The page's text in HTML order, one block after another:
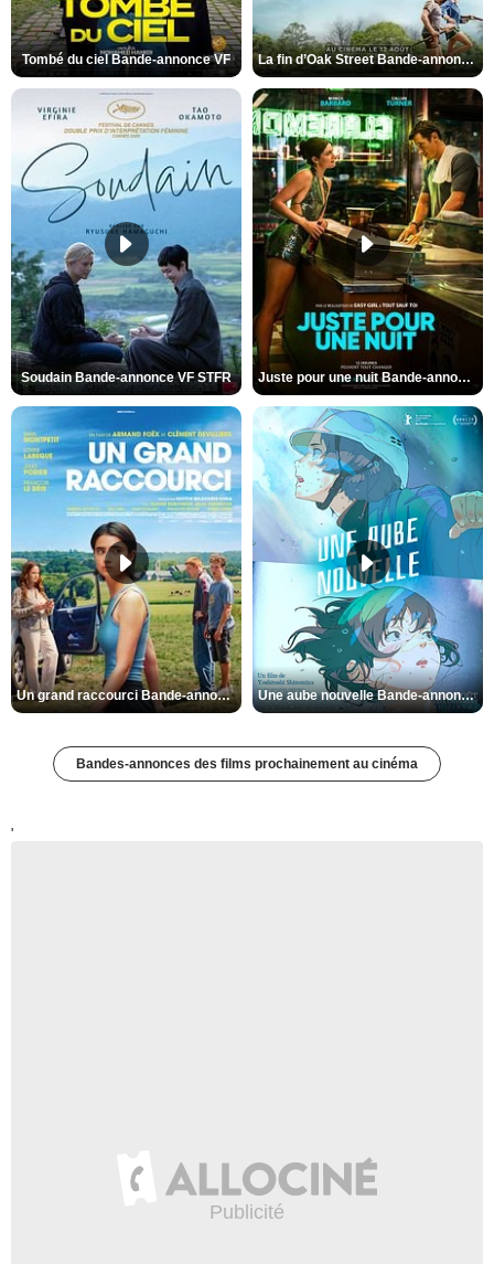
Tombé du ciel Bande-annonce VF La fin d’Oak Street Bande-annonce VO STFR
Soudain Bande-annonce VF STFR Juste pour une nuit Bande-annonce VO STFR
Un grand raccourci Bande-annonce VF Une aube nouvelle Bande-annonce VO STFR
Bandes-annonces des films prochainement au cinéma
'